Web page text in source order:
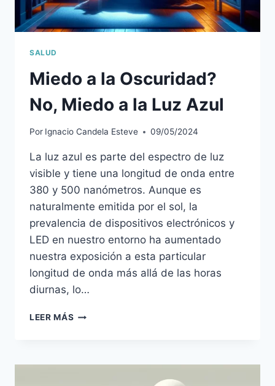
SALUD
Miedo a la Oscuridad?
No, Miedo a la Luz Azul
Por Ignacio Candela Esteve 09/05/2024
La luz azul es parte del espectro de luz
visible y tiene una longitud de onda entre
380 y 500 nanómetros. Aunque es
naturalmente emitida por el sol, la
prevalencia de dispositivos electrónicos y
LED en nuestro entorno ha aumentado
nuestra exposición a esta particular
longitud de onda más allá de las horas
diurnas, lo…
LEER MÁS MIEDO
NO,